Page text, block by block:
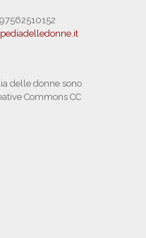
97562510152
delle donne sono
Commons CC